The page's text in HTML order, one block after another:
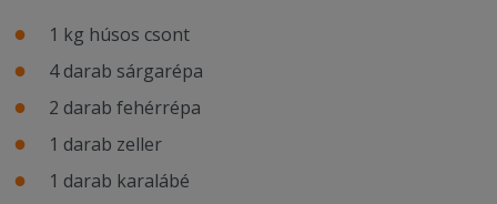
1 kg húsos csont
4 darab sárgarépa
2 darab fehérrépa
1 darab zeller
1 darab karalábé